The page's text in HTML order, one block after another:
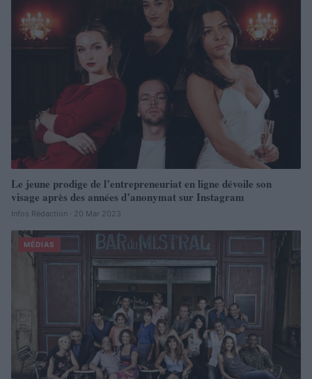
Le jeune prodige de l’entrepreneuriat en ligne dévoile son
visage après des années d’anonymat sur Instagram
Infos Rédaction · 20 Mar 2023
MÉDIAS